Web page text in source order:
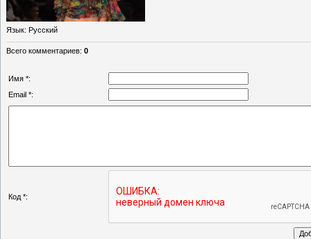
Язык: Русский
Всего комментариев: 0
Имя *:
Email *:
Код *: